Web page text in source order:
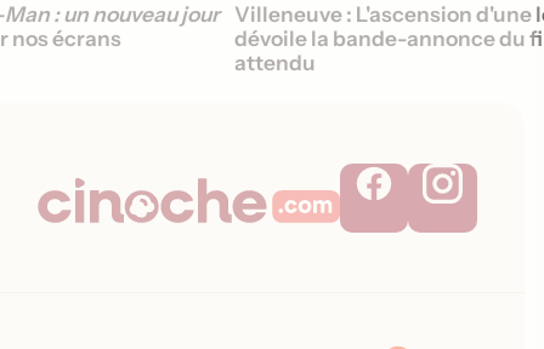
: un nouveau jour
nos écrans
Villeneuve : L'ascension d'une
dévoile la bande-annonce du
attendu